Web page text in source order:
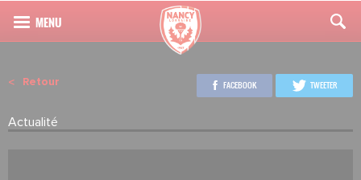
Retour
Actualité
FACEBOOK TWEETER